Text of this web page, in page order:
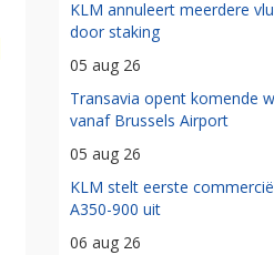
KLM annuleert meerdere
door staking
05 aug 26
Transavia opent komende
vanaf Brussels Airport
05 aug 26
KLM stelt eerste
A350-900 uit
06 aug 26